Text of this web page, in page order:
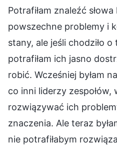
Potrafiłam znaleźć
powszechne problemy i
stany, ale jeśli chodziło
potrafiłam ich jasno
robić. Wcześniej byłam
co inni liderzy zespołów,
rozwiązywać ich
znaczenia. Ale teraz
nie potrafiłabym